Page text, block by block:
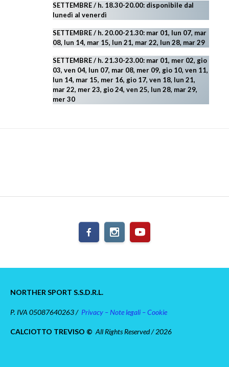
SETTEMBRE / h. 18.30-20.00: disponibile dal
lunedì al venerdì
SETTEMBRE / h. 20.00-21.30: mar 01, lun 07, mar
08, lun 14, mar 15, lun 21, mar 22, lun 28, mar 29
SETTEMBRE / h. 21.30-23.00: mar 01, mer 02, gio
03, ven 04, lun 07, mar 08, mer 09, gio 10, ven 11,
lun 14, mar 15, mer 16, gio 17, ven 18, lun 21,
mar 22, mer 23, gio 24, ven 25, lun 28, mar 29,
mer 30
NORTHER SPORT S.S.D.R.L.
P. IVA 05087640263 / Privacy – Note legali – Cookie
CALCIOTTO TREVISO © All Rights Reserved / 2026